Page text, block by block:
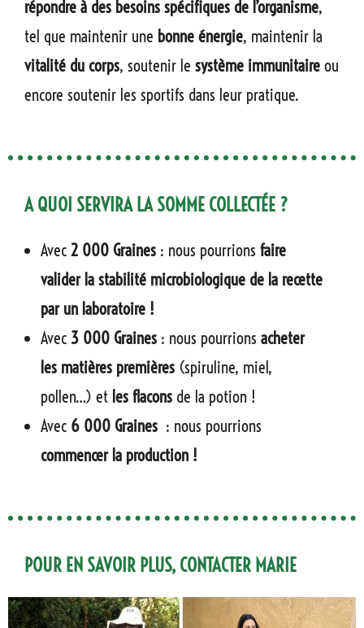
répondre à des besoins spécifiques de l’organisme,
tel que maintenir une bonne énergie, maintenir la
vitalité du corps, soutenir le système immunitaire ou
encore soutenir les sportifs dans leur pratique.
A QUOI SERVIRA LA SOMME COLLECTÉE ?
Avec 2 000 Graines : nous pourrions faire
valider la stabilité microbiologique de la recette
par un laboratoire !
Avec 3 000 Graines : nous pourrions acheter
les matières premières (spiruline, miel,
pollen…) et les flacons de la potion !
Avec 6 000 Graines : nous pourrions
commencer la production !
POUR EN SAVOIR PLUS, CONTACTER MARIE